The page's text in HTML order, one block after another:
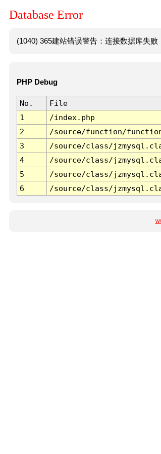
Database Error
(1040) 365建站错误警告：连接数据库失
PHP Debug
No. File
1
/index.php
2
/source/function/
3
/source/class/
4
/source/class/
5
/source/class/
6
/source/class/